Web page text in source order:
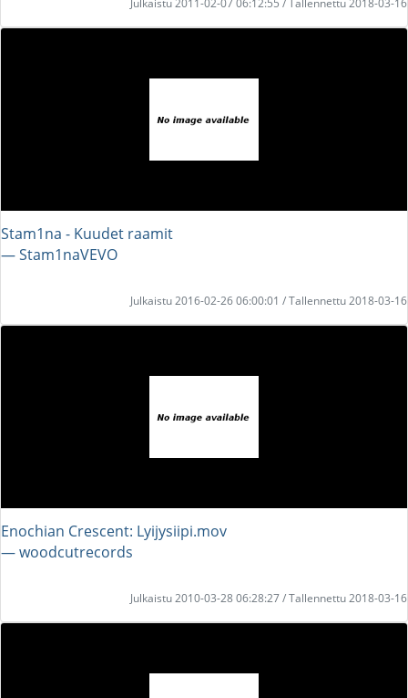
Stam1na - Kuudet raamit
― Stam1naVEVO
Julkaistu 2016-02-26 06:00:01 / Tallennettu 2018-03-16
Enochian Crescent: Lyijysiipi.mov
― woodcutrecords
Julkaistu 2010-03-28 06:28:27 / Tallennettu 2018-03-16